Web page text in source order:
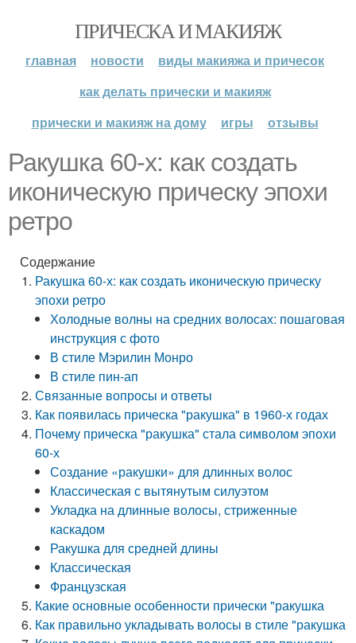
ПРИЧЕСКА И МАКИЯЖ
главная новости
виды макияжа и причесок
как делать прически и макияж
прически и макияж на дому
игры отзывы
Ракушка 60-х: как создать
иконическую прическу эпохи
ретро
Содержание
Ракушка 60-х: как создать иконическую прическу
эпохи ретро
Холодные волны на средних волосах: пошаговая
инструкция с фото
В стиле Мэрилин Монро
В стиле пин-ап
Связанные вопросы и ответы
Как появилась прическа "ракушка" в 1960-х годах
Почему прическа "ракушка" стала символом эпохи
60-х
Создание «ракушки» для длинных волос
Классическая с вытянутым силуэтом
Укладка на длинные волосы, стриженные
каскадом
Ракушка для средней длины
Классическая
Французская
Какие основные особенности прически "ракушка
Как правильно укладывать волосы в стиле "ракушка